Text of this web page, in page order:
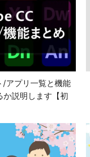
アプリ一覧と機能
か説明します【初